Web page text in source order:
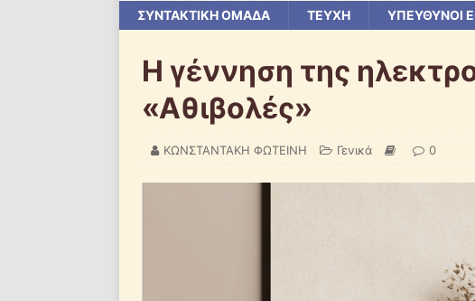
ΣΥΝΤΑΚΤΙΚΗ ΟΜΑΔΑ ΤΕΥΧΗ ΥΠΕΥΘΥΝΟΙ
Η γέννηση της
«Αθιβολές»
ΚΩΝΣΤΑΝΤΑΚΗ ΦΩΤΕΙΝΗ Γενικά 0